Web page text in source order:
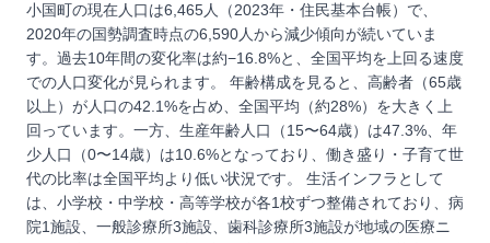
小国町の現在人口は6,465人（2023年・住民基本台帳）で、
2020年の国勢調査時点の6,590人から減少傾向が続いていま
す。過去10年間の変化率は約−16.8%と、全国平均を上回る速度
での人口変化が見られます。 年齢構成を見ると、高齢者（65歳
以上）が人口の42.1%を占め、全国平均（約28%）を大きく上
回っています。一方、生産年齢人口（15〜64歳）は47.3%、年
少人口（0〜14歳）は10.6%となっており、働き盛り・子育て世
代の比率は全国平均より低い状況です。 生活インフラとして
は、小学校・中学校・高等学校が各1校ずつ整備されており、病
院1施設、一般診療所3施設、歯科診療所3施設が地域の医療ニ